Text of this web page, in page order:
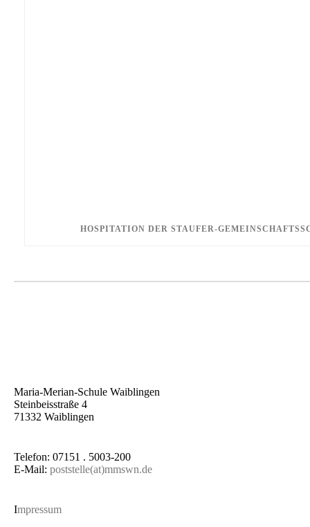
HOSPITATION DER STAUFER-
Maria-Merian-Schule Waiblingen
Steinbeisstraße 4
71332 Waiblingen
Telefon: 07151 . 5003-200
E-Mail: poststelle(at)mmswn.de
Impressum